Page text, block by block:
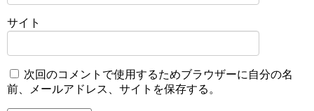
サイト
次回のコメントで使用するためブラウザーに自分の名
前、メールアドレス、サイトを保存する。